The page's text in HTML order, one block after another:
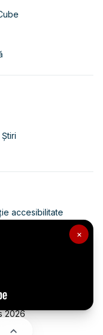
×
accesibilitate
de confidențialitate
2026